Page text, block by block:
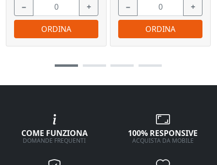
− +
ORDINA
− +
ORDINA
COME FUNZIONA
DOMANDE FREQUENTI
100% RESPONSIVE
ACQUISTA DA MOBILE